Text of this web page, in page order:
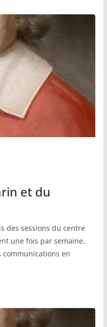
et du
des sessions du centre
une fois par semaine,
communications en